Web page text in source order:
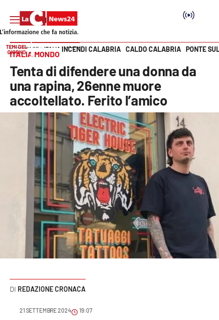
Cronaca
Politica
Attualità
Economia e lavoro
Italia Mondo
Sport
Vai
TEMI DEL
GIORNO
INCENDI CALABRIA CALDO CALABRIA PONTE
HOME PAGE ITALIA MONDO
ITALIA MONDO
Tenta di difendere una donna da
una rapina, 26enne muore
accoltellato. Ferito l’amico
REDAZIONE CRONACA
21 SETTEMBRE 2024 19:07